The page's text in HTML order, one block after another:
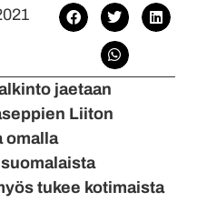
jaetaan
Liiton
omalla
tukee kotimaista